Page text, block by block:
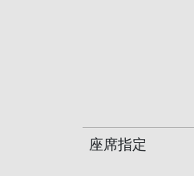
座席指定